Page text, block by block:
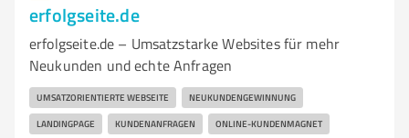
erfolgseite.de
erfolgseite.de – Umsatzstarke Websites für mehr
Neukunden und echte Anfragen
UMSATZORIENTIERTE WEBSEITE NEUKUNDENGEWINNUNG
LANDINGPAGE KUNDENANFRAGEN ONLINE-KUNDENMAGNET